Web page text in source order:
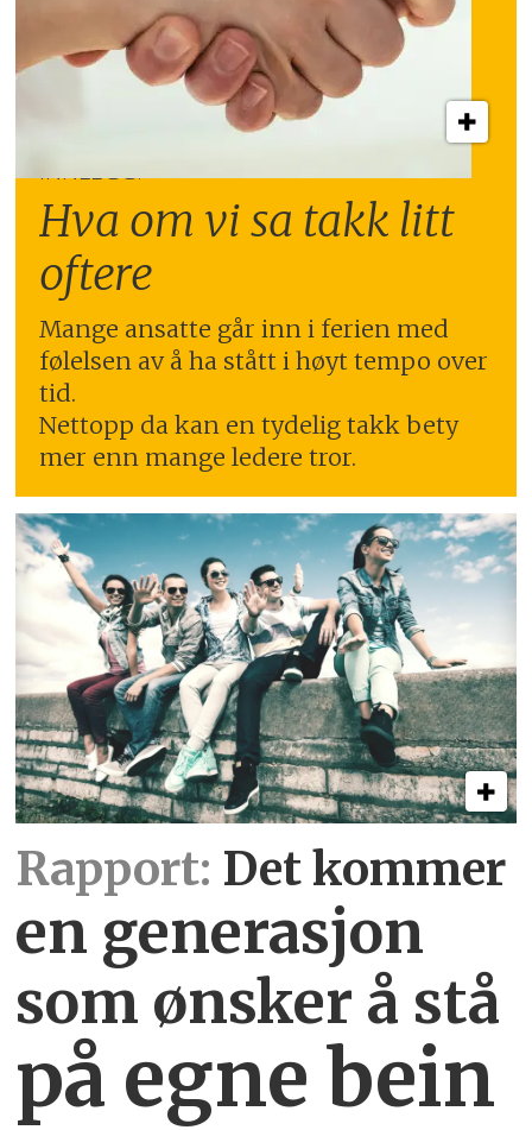
INNLEGG:
Hva om vi sa takk litt
oftere
Mange ansatte går inn i ferien med
følelsen av å ha stått i høyt tempo over
tid.
Nettopp da kan en tydelig takk bety
mer enn mange ledere tror.
Rapport: Det kommer
en generasjon
som ønsker å stå
på egne bein